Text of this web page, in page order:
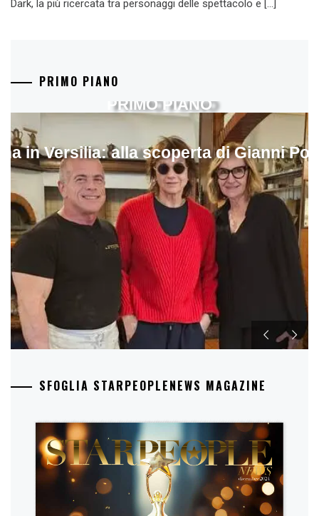
Dark, la più ricercata tra personaggi delle spettacolo e […]
PRIMO PIANO
in Versilia: alla scoperta di Gianni
PRIMO PIANO
SFOGLIA STARPEOPLENEWS MAGAZINE